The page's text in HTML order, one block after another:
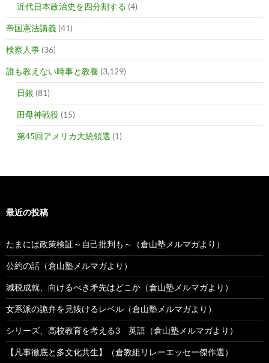
近代日本政治史を四分割する (4)
帝国憲法講義 (41)
検察人事 (36)
誰も教えない時事と教養 (3,129)
日銀 (81)
田母神戦役 (15)
第45回アメリカ大統領選 (1)
最近の投稿
たまには政策検証～自己批判も～（倉山塾メルマガより）
公約の話（倉山塾メルマガより）
減税成就、向けるべき矛先はどこか（倉山塾メルマガより）
女系派の詭弁を見抜けるレベル（倉山塾メルマガより）
シリーズ、高校教育を考える3 英語（倉山塾メルマガより）
【凡事徹底と多文化共生】（倉教組リレーエッセー傑作選）